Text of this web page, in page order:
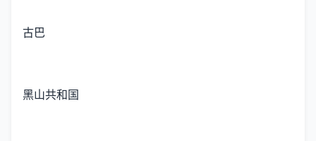
古巴
黑山共和国